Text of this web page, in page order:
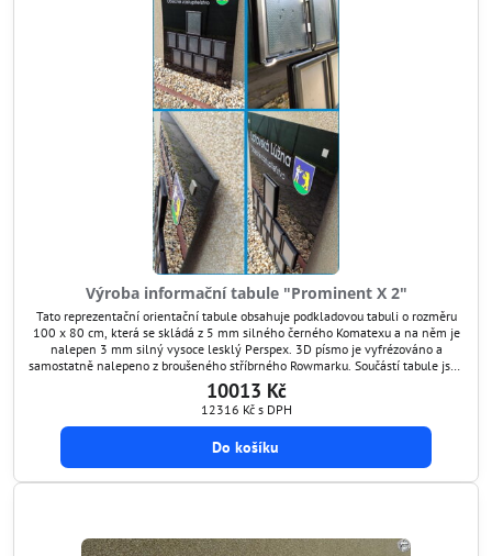
Výroba informační tabule "Prominent X 2"
Tato reprezentační orientační tabule obsahuje podkladovou tabuli o rozměru
100 x 80 cm, která se skládá z 5 mm silného černého Komatexu a na něm je
nalepen 3 mm silný vysoce lesklý Perspex. 3D písmo je vyfrézováno a
samostatně nalepeno z broušeného stříbrného Rowmarku. Součástí tabule jsou
9 ks zaklapací rámy na fotografie formátu A6 (například pro foto poslance) a 1
ks rám formátu A5...
10013 Kč
12316 Kč s DPH
Do košíku